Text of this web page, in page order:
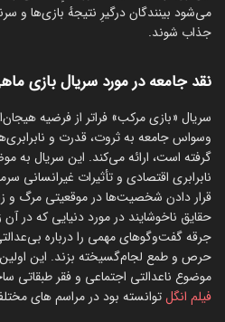
می‌شود بینندگان درگیرِ نتیجهٔ بازی‌ها و
جذاب شوند.
نقد جامعه در مورد سریال بازی
سریال «بازی مرکب» فراتر از فرضیه
وسواس جامعه به ثروت، قدرت و
گرفته است، ارائه می‌کند. این سریال به
نابرابری اقتصادی و تأثیرات غیرانسانی
قرار دادن شخصیت‌ها در موقعیتی مرگ و
حقایق ناخوشایند در مورد دنیایی که در
جرقه گفت‌وگوهای مهمی را درباره
حرص و طمع لجام‌گسیخته بزند. این
موضوع ناعدالتی اجتماعی و فقر طبقاتی
فیلم انگلتوانسته بود در مراسم های